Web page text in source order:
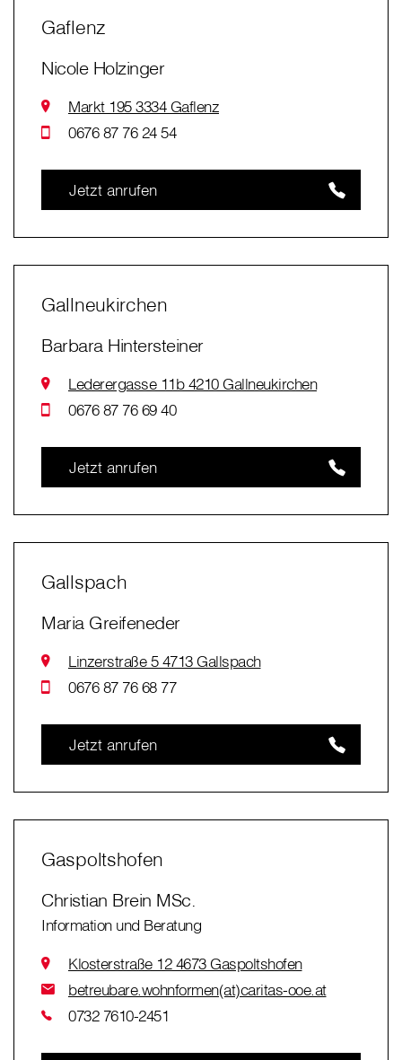
Gaflenz
Nicole Holzinger
Markt 195 3334 Gaflenz
0676 87 76 24 54
Jetzt anrufen
Gallneukirchen
Barbara Hintersteiner
Lederergasse 11b 4210 Gallneukirchen
0676 87 76 69 40
Jetzt anrufen
Gallspach
Maria Greifeneder
Linzerstraße 5 4713 Gallspach
0676 87 76 68 77
Jetzt anrufen
Gaspoltshofen
Christian Brein MSc.
Information und Beratung
Klosterstraße 12 4673 Gaspoltshofen
betreubare.wohnformen(at)caritas-ooe.at
0732 7610-2451